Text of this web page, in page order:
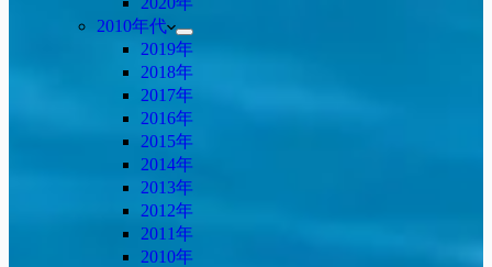
2010年代
2019年
2018年
2017年
2016年
2015年
2014年
2013年
2012年
2011年
2010年